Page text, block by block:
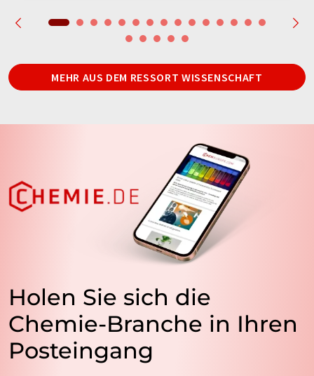
MEHR AUS DEM RESSORT WISSENSCHAFT
Holen Sie sich die
Chemie-Branche in Ihren
Posteingang